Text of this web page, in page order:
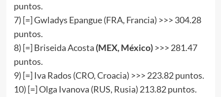
puntos.
7) [=] Gwladys Epangue (FRA, Francia) >>> 304.28
puntos.
8) [=] Briseida Acosta (MEX, México)>>> 281.47
puntos.
9) [=] Iva Rados (CRO, Croacia) >>> 223.82 puntos.
10) [=] Olga Ivanova (RUS, Rusia) 213.82 puntos.